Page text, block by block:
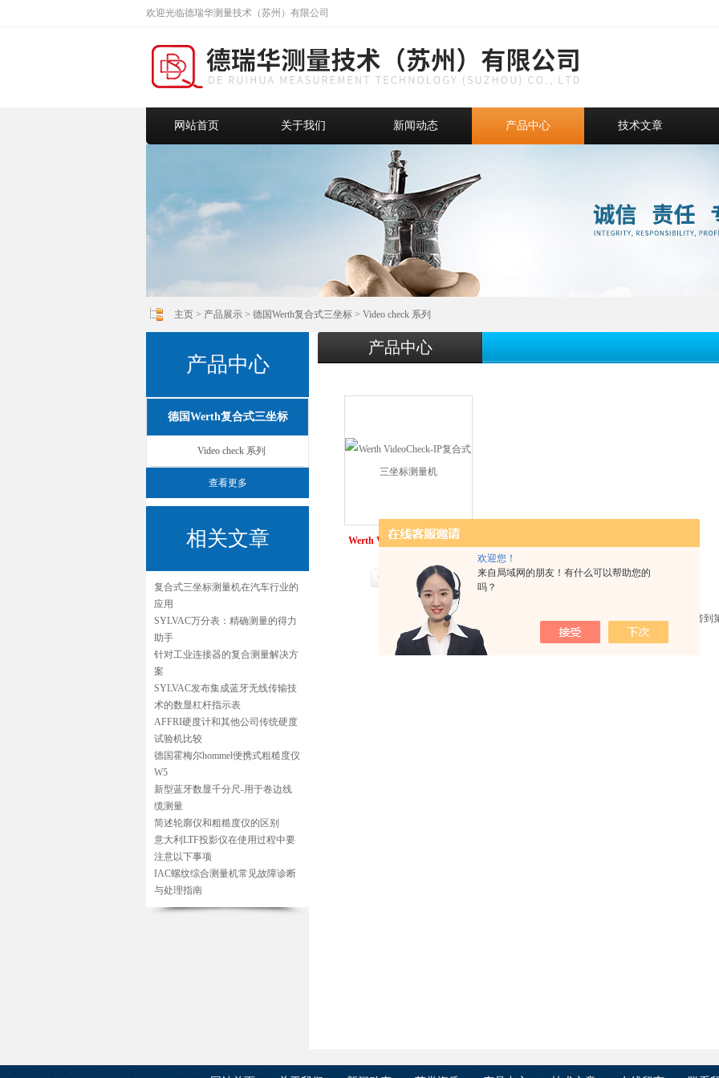
欢迎您！
来自局域网的朋友！有什么可以帮助您的
吗？
欢迎光临德瑞华测量技术（苏州）有限公司
网站首页 关于我们 新闻动态 产品中心 技术文章
主页 > 产品展示 > 德国Werth复合式三坐标 > Video check 系列
产品中心
德国Werth复合式三坐标
Video check 系列
查看更多
相关文章
复合式三坐标测量机在汽车行业的
应用
SYLVAC万分表：精确测量的得力
助手
针对工业连接器的复合测量解决方
案
SYLVAC发布集成蓝牙无线传输技
术的数显杠杆指示表
AFFRI硬度计和其他公司传统硬度
试验机比较
德国霍梅尔hommel便携式粗糙度仪
W5
新型蓝牙数显千分尺-用于卷边线
缆测量
简述轮廓仪和粗糙度仪的区别
意大利LTF投影仪在使用过程中要
注意以下事项
IAC螺纹综合测量机常见故障诊断
与处理指南
产品中心
Werth VideoCheck-IP复合式
询价 详情
共 1 条记录，当前 1 / 1 页 首页 上一页 下一页 末页 跳转到